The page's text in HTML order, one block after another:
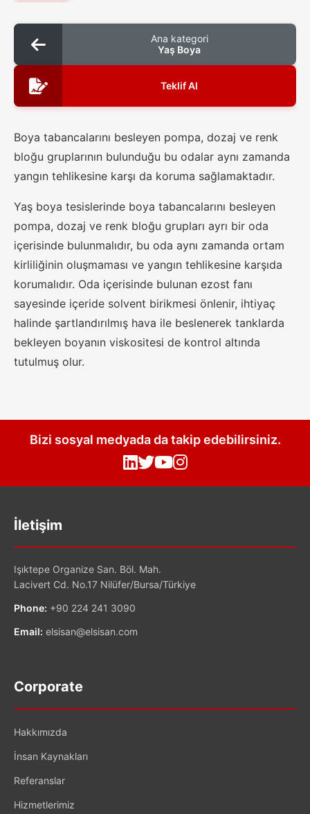
Ana kategori
Yaş Boya
Teklif Al
Boya tabancalarını besleyen pompa, dozaj ve renk
bloğu gruplarının bulunduğu bu odalar aynı zamanda
yangın tehlikesine karşı da koruma sağlamaktadır.
Yaş boya tesislerinde boya tabancalarını besleyen
pompa, dozaj ve renk bloğu grupları ayrı bir oda
içerisinde bulunmalıdır, bu oda aynı zamanda ortam
kirliliğinin oluşmaması ve yangın tehlikesine karşıda
korumalıdır. Oda içerisinde bulunan ezost fanı
sayesinde içeride solvent birikmesi önlenir, ihtiyaç
halinde şartlandırılmış hava ile beslenerek tanklarda
bekleyen boyanın viskositesi de kontrol altında
tutulmuş olur.
Bizi sosyal medyada da takip edebilirsiniz.
İletişim
Işıktepe Organize San. Böl. Mah.
Lacivert Cd. No.17 Nilüfer/Bursa/Türkiye
Phone: +90 224 241 3090
Email: elsisan@elsisan.com
Corporate
Hakkımızda
İnsan Kaynakları
Referanslar
Hizmetlerimiz